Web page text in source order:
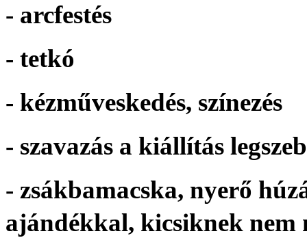
- arcfestés
- tetkó
- kézműveskedés, színezés
- szavazás a kiállítás
- zsákbamacska, nyerő
ajándékkal, kicsiknek nem